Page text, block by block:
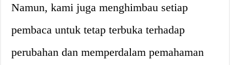
Namun, kami juga menghimbau setiap
pembaca untuk tetap terbuka terhadap
perubahan dan memperdalam pemahaman